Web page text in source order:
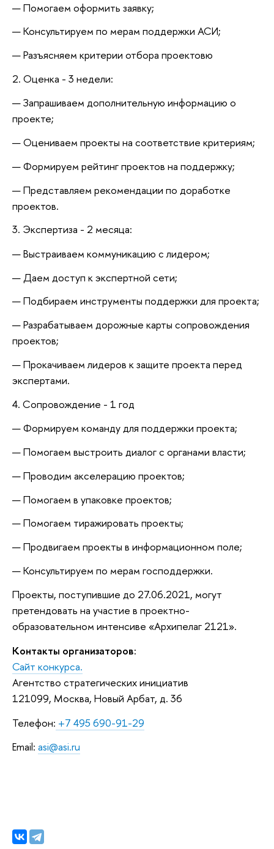
Помогаем оформить заявку;
Консультируем по мерам поддержки АСИ;
Разъясняем критерии отбора проектовю
2. Оценка - 3 недели:
Запрашиваем дополнительную информацию о
проекте;
Оцениваем проекты на соответствие критериям;
Формируем рейтинг проектов на поддержку;
Представляем рекомендации по доработке
проектов.
3. Экспертиза - 2 месяца:
Выстраиваем коммуникацию с лидером;
Даем доступ к экспертной сети;
Подбираем инструменты поддержки для проекта;
Разрабатываем дорожные карты сопровождения
проектов;
Прокачиваем лидеров к защите проекта перед
экспертами.
4. Сопровождение - 1 год
Формируем команду для поддержки проекта;
Помогаем выстроить диалог с органами власти;
Проводим акселерацию проектов;
Помогаем в упаковке проектов;
Помогаем тиражировать проекты;
Продвигаем проекты в информационном поле;
Консультируем по мерам господдержки.
Проекты, поступившие до 27.06.2021, могут
претендовать на участие в проектно-
образовательном интенсиве «Архипелаг 2121».
Контакты организаторов:
Сайт конкурса.
Агентство стратегических инициатив
121099, Москва, Новый Арбат, д. 36
Телефон: +7 495 690-91-29
Email: asi@asi.ru